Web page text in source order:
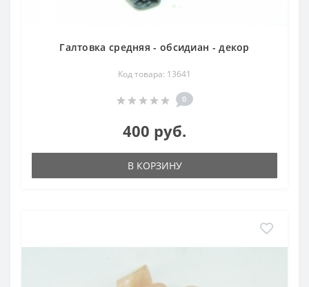
Галтовка средняя - обсидиан - декор
Код товара: 13641
0
400 руб.
В КОРЗИНУ